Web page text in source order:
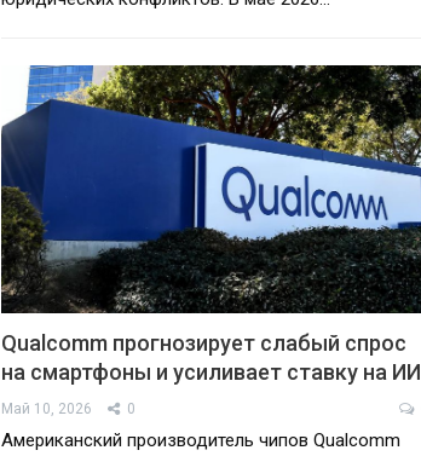
Qualcomm прогнозирует слабый спрос
на смартфоны и усиливает ставку на ИИ
Май 10, 2026 0
Американский производитель чипов Qualcomm